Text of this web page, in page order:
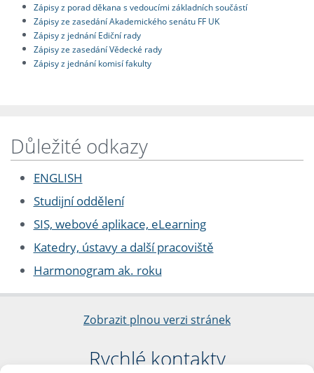
Zápisy z porad děkana s vedoucími základních součástí
Zápisy ze zasedání Akademického senátu FF UK
Zápisy z jednání Ediční rady
Zápisy ze zasedání Vědecké rady
Zápisy z jednání komisí fakulty
Důležité odkazy
ENGLISH
Studijní oddělení
SIS, webové aplikace, eLearning
Katedry, ústavy a další pracoviště
Harmonogram ak. roku
Zobrazit plnou verzi stránek
Rychlé kontakty